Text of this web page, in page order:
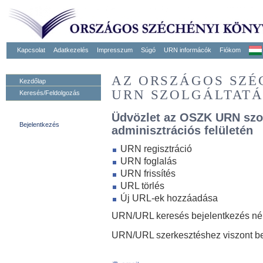
Kapcsolat Adatkezelés Impresszum Súgó URN informácók Fiókom
Kezdőlap
Keresés/Feldolgozás
Bejelentkezés
AZ ORSZÁGOS
URN
Üdvözlet az OSZK URN
adminisztrációs felületén
URN regisztráció
URN foglalás
URN frissítés
URL törlés
Új URL-ek hozzáadása
URN/URL keresés bejelentkezés
URN/URL szerkesztéshez viszont